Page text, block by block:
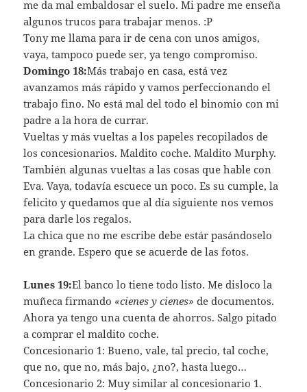
me da mal embaldosar el suelo. Mi padre me enseña
algunos trucos para trabajar menos. :P
Tony me llama para ir de cena con unos amigos,
vaya, tampoco puede ser, ya tengo compromiso.
Domingo 18:Más trabajo en casa, está vez
avanzamos más rápido y vamos perfeccionando el
trabajo fino. No está mal del todo el binomio con mi
padre a la hora de currar.
Vueltas y más vueltas a los papeles recopilados de
los concesionarios. Maldito coche. Maldito Murphy.
También algunas vueltas a las cosas que hable con
Eva. Vaya, todaví­a escuece un poco. Es su cumple, la
felicito y quedamos que al dí­a siguiente nos vemos
para darle los regalos.
La chica que no me escribe debe estár pasándoselo
en grande. Espero que se acuerde de las fotos.
Lunes 19:El banco lo tiene todo listo. Me disloco la
muñeca firmando «cienes y cienes» de documentos.
Ahora ya tengo una cuenta de ahorros. Salgo pitado
a comprar el maldito coche.
Concesionario 1: Bueno, vale, tal precio, tal coche,
que no, que no, más bajo, ¿no?, hasta luego…
Concesionario 2: Muy similar al concesionario 1.